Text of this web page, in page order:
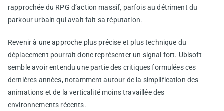
rapprochée du RPG d’action massif, parfois au détriment du
parkour urbain qui avait fait sa réputation.
Revenir à une approche plus précise et plus technique du
déplacement pourrait donc représenter un signal fort. Ubisoft
semble avoir entendu une partie des critiques formulées ces
dernières années, notamment autour de la simplification des
animations et de la verticalité moins travaillée des
environnements récents.